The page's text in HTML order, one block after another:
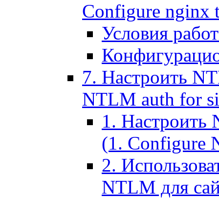
Configure nginx
Условия
7. Настроить
NTLM auth for
1. Настроить
(1. Configure
2.
NTLM для